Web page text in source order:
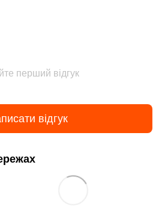
перший відгук
відгук